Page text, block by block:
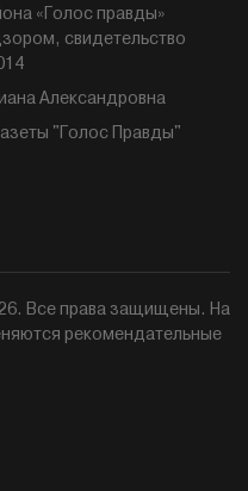
«Голос правды»
свидетельство
Александровна
"Голос Правды"
Все права защищены. На
рекомендательные